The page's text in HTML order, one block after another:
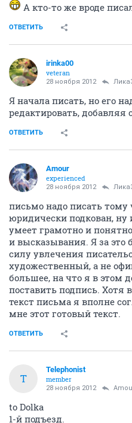
А кто-то же вроде
ОТВЕТИТЬ
irinka00
veteran
28 ноября 2012
Я начала писать, но его
редактировать, добавляя
ОТВЕТИТЬ
Аmоur
experienced
28 ноября 2012
письмо надо писать тому
юридически подкован,
умеет грамотно и
и высказывания. Я за это
силу увлечения
художественный, а не
большее, на что я в этом
поставить подпись. Хотя
текст письма я вполне
мне этот готовый текст.
ОТВЕТИТЬ
T
Telephonist
member
28 ноября 2012
to Dolka
1-й подъезд.